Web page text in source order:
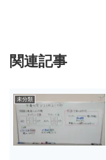
関連記事
未分類